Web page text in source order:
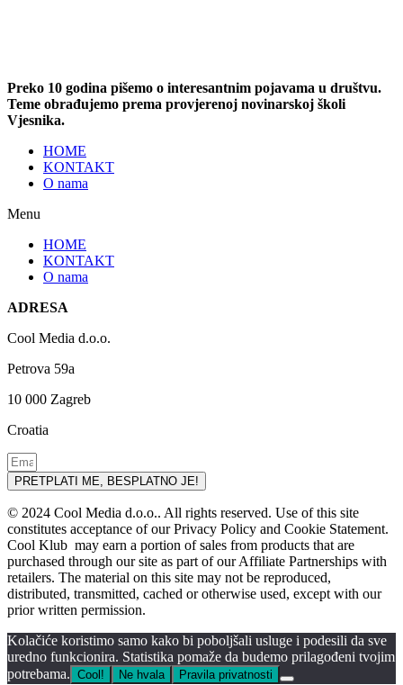
Preko 10 godina pišemo o interesantnim pojavama u društvu.
Teme obrađujemo prema provjerenoj novinarskoj školi
Vjesnika.
HOME
KONTAKT
O nama
Menu
HOME
KONTAKT
O nama
ADRESA
Cool Media d.o.o.
Petrova 59a
10 000 Zagreb
Croatia
PRETPLATI ME, BESPLATNO JE!
© 2024 Cool Media d.o.o.. All rights reserved. Use of this site
constitutes acceptance of our Privacy Policy and Cookie Statement.
Cool Klub may earn a portion of sales from products that are
purchased through our site as part of our Affiliate Partnerships with
retailers. The material on this site may not be reproduced,
distributed, transmitted, cached or otherwise used, except with our
prior written permission.
Kolačiće koristimo samo kako bi poboljšali usluge i podesili da sve
uredno funkcionira. Statistika pomaže da budemo prilagođeni tvojim
potrebama. Cool! Ne hvala Pravila privatnosti